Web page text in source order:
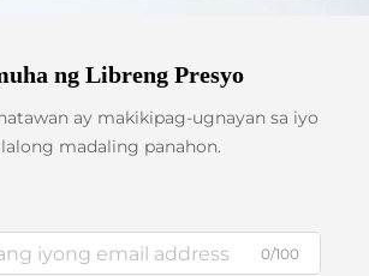
ng Libreng Presyo
ay makikipag-ugnayan sa iyo
madaling panahon.
0/100